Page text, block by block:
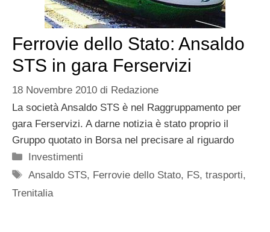
Ferrovie dello Stato: Ansaldo
STS in gara Ferservizi
18 Novembre 2010 di Redazione
La società Ansaldo STS è nel Raggruppamento per
gara Ferservizi. A darne notizia è stato proprio il
Gruppo quotato in Borsa nel precisare al riguardo
Categorie
Investimenti
Tag
Ansaldo STS, Ferrovie dello Stato, FS,trasporti,
Trenitalia